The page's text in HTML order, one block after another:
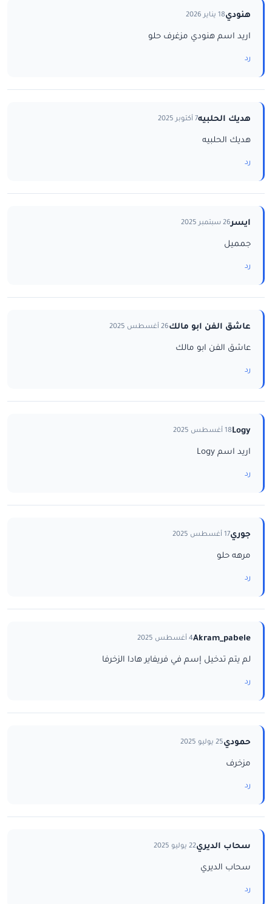
هنودي18 يناير 2026
اريد اسم هنودي مزغرف حلو
رد
هديك الحلبيه7 أكتوبر 2025
هديك الحلبيه
رد
ايسر26 سبتمبر 2025
جمميل
رد
عاشق الفن ابو مالك26 أغسطس 2025
عاشق الفن ابو مالك
رد
Logy18 أغسطس 2025
اريد اسم Logy
رد
جوري17 أغسطس 2025
مرهه حلو
رد
Akram_pabele4 أغسطس 2025
لم يتم تدخيل إسم في فريفاير هادا الزخرفا
رد
حمودي25 يوليو 2025
مزخرف
رد
سحاب الديري22 يوليو 2025
سحاب الديري
رد